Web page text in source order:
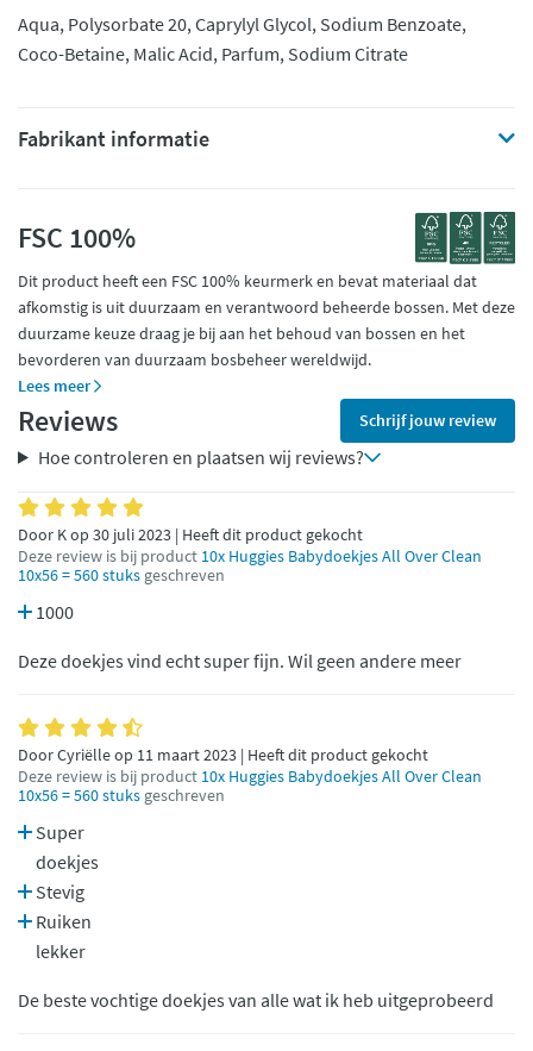
Aqua, Polysorbate 20, Caprylyl Glycol, Sodium Benzoate,
Coco-Betaine, Malic Acid, Parfum, Sodium Citrate
Fabrikant informatie
FSC 100%
Dit product heeft een FSC 100% keurmerk en bevat materiaal dat
afkomstig is uit duurzaam en verantwoord beheerde bossen. Met deze
duurzame keuze draag je bij aan het behoud van bossen en het
bevorderen van duurzaam bosbeheer wereldwijd.
Lees meer
Reviews Schrijf jouw review
Hoe controleren en plaatsen wij reviews?
Door K op 30 juli 2023 | Heeft dit product gekocht
Deze review is bij product 10x Huggies Babydoekjes All Over Clean
10x56 = 560 stuks geschreven
1000
Deze doekjes vind echt super fijn. Wil geen andere meer
Door Cyriëlle op 11 maart 2023 | Heeft dit product gekocht
Deze review is bij product 10x Huggies Babydoekjes All Over Clean
10x56 = 560 stuks geschreven
Super
doekjes
Stevig
Ruiken
lekker
De beste vochtige doekjes van alle wat ik heb uitgeprobeerd